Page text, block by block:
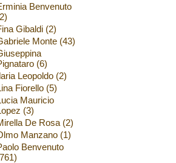
Benvenuto
Gibaldi(2)
Monte(43)
(6)
Leopoldo(2)
Fiorello(5)
Mauricio
(3)
De Rosa(2)
Manzano(1)
Benvenuto